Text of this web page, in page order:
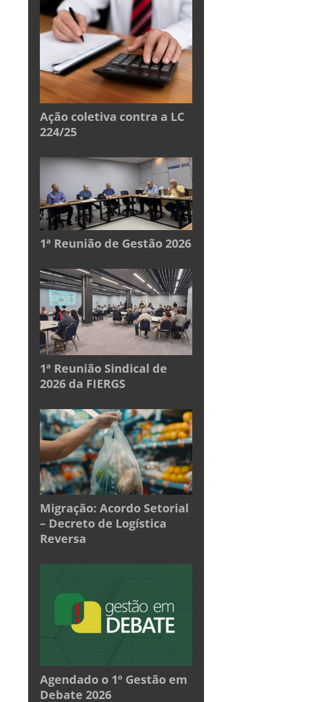
Ação coletiva contra a LC
224/25
1ª Reunião de Gestão 2026
1ª Reunião Sindical de
2026 da FIERGS
Migração: Acordo Setorial
– Decreto de Logística
Reversa
Agendado o 1º Gestão em
Debate 2026